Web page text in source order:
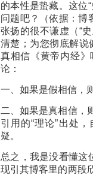
的本性是蛰藏。这位
问题吧？（依据：博
张扬的很不谦虚（“
清楚；为您彻底解说
真相信《黄帝内经
论：
一、如果是假相信，
二、如果是真相信，
引用的“理论”出处
疑。
总之，我是没看懂这
现引其博客里的两段